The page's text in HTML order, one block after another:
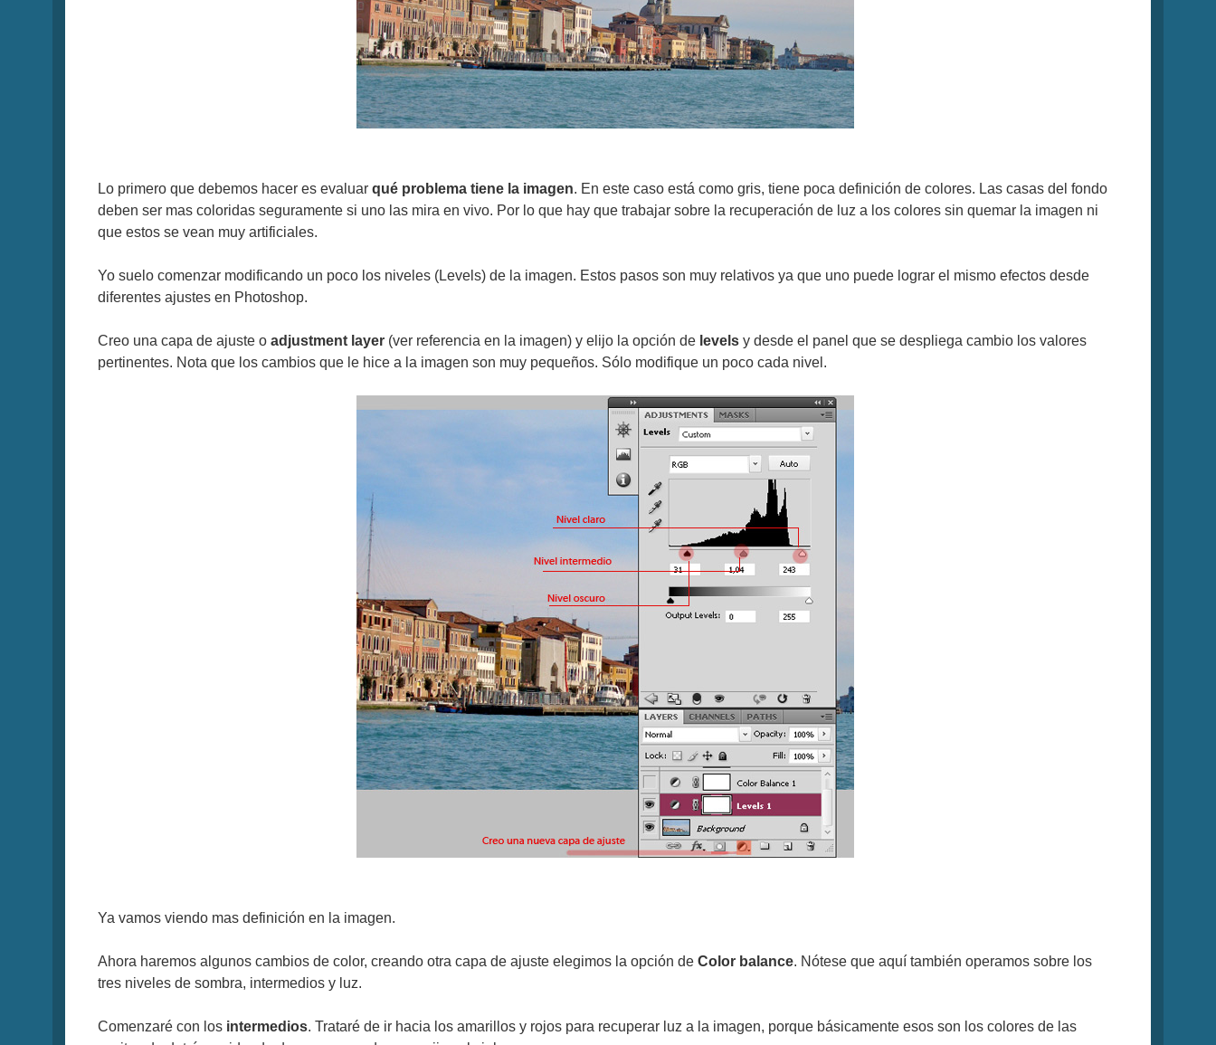
Lo primero que debemos hacer es evaluar qué problema tiene la imagen. En este caso está como gris, tiene poca definición de colores. Las casas del fondo
deben ser mas coloridas seguramente si uno las mira en vivo. Por lo que hay que trabajar sobre la recuperación de luz a los colores sin quemar la imagen ni
que estos se vean muy artificiales.
Yo suelo comenzar modificando un poco los niveles (Levels) de la imagen. Estos pasos son muy relativos ya que uno puede lograr el mismo efectos desde
diferentes ajustes en Photoshop.
Creo una capa de ajuste o adjustment layer (ver referencia en la imagen) y elijo la opción de levels y desde el panel que se despliega cambio los valores
pertinentes. Nota que los cambios que le hice a la imagen son muy pequeños. Sólo modifique un poco cada nivel.
Ya vamos viendo mas definición en la imagen.
Ahora haremos algunos cambios de color, creando otra capa de ajuste elegimos la opción de Color balance. Nótese que aquí también operamos sobre los
tres niveles de sombra, intermedios y luz.
Comenzaré con los intermedios. Trataré de ir hacia los amarillos y rojos para recuperar luz a la imagen, porque básicamente esos son los colores de las